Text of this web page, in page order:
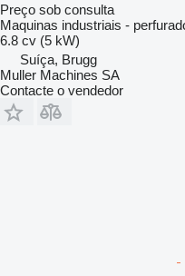
Preço sob consulta
Maquinas industriais -
6.8 cv (5 kW)
Suíça, Brugg
Muller Machines SA
Contacte o vendedor